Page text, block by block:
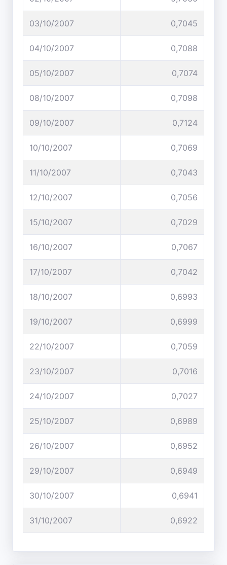
03/10/2007 0,7045
04/10/2007 0,7088
05/10/2007 0,7074
08/10/2007 0,7098
09/10/2007 0,7124
10/10/2007 0,7069
11/10/2007 0,7043
12/10/2007 0,7056
15/10/2007 0,7029
16/10/2007 0,7067
17/10/2007 0,7042
18/10/2007 0,6993
19/10/2007 0,6999
22/10/2007 0,7059
23/10/2007 0,7016
24/10/2007 0,7027
25/10/2007 0,6989
26/10/2007 0,6952
29/10/2007 0,6949
30/10/2007 0,6941
31/10/2007 0,6922